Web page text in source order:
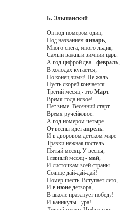
Б. Эльшанский
Он под номером один,
Под названием январь,
Много снега, много льдин,
Самый важный зимний царь.
А под цифрой два - февраль,
В холодах купается;
Но конец зимы! Не жаль -
Пусть скорей кончается.
Третий месяц - это Март!
Время года новое!
Нет зиме. Весенний старт,
Время ручейковое.
А под номером четыре
От весны идёт апрель,
И в дворовом детском мире
Травки нежная постель.
Пятый месяц. У весны,
Главный месяц - май,
И листочкам всей страны
Солнце дай-дай-дай!
Номер шесть. Вступает лето,
И в июнедетвора,
В школе празднует победу!
И каникулы - ура!